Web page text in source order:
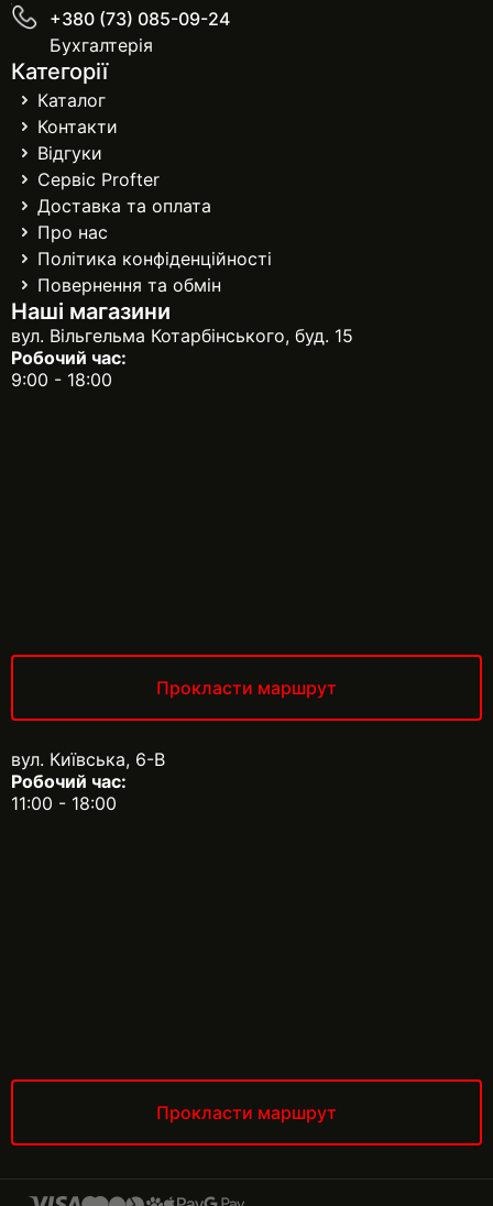
+380 (73) 085-09-24
Бухгалтерія
Категорії
Каталог
Контакти
Відгуки
Сервіс Profter
Доставка та оплата
Про нас
Політика конфіденційності
Повернення та обмін
Наші магазини
вул. Вільгельма Котарбінського, буд. 15
Робочий час:
9:00 - 18:00
Прокласти маршрут
вул. Київська, 6-В
Робочий час:
11:00 - 18:00
Прокласти маршрут